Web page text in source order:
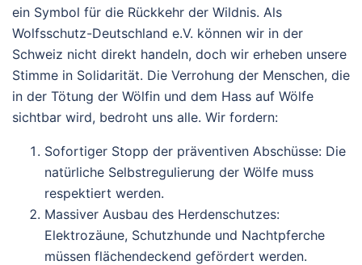
ein Symbol für die Rückkehr der Wildnis. Als
Wolfsschutz-Deutschland e.V. können wir in der
Schweiz nicht direkt handeln, doch wir erheben unsere
Stimme in Solidarität. Die Verrohung der Menschen, die
in der Tötung der Wölfin und dem Hass auf Wölfe
sichtbar wird, bedroht uns alle. Wir fordern:
Sofortiger Stopp der präventiven Abschüsse: Die
natürliche Selbstregulierung der Wölfe muss
respektiert werden.
Massiver Ausbau des Herdenschutzes:
Elektrozäune, Schutzhunde und Nachtpferche
müssen flächendeckend gefördert werden.